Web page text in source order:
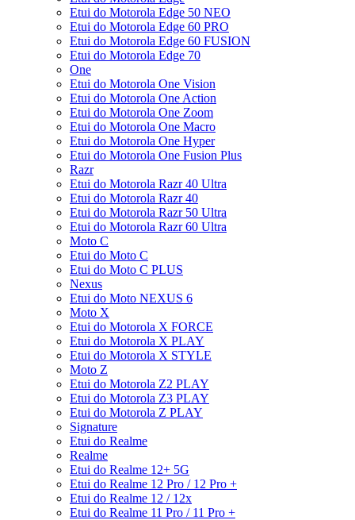
Etui do Motorola Edge 50 NEO
Etui do Motorola Edge 60 PRO
Etui do Motorola Edge 60 FUSION
Etui do Motorola Edge 70
One
Etui do Motorola One Vision
Etui do Motorola One Action
Etui do Motorola One Zoom
Etui do Motorola One Macro
Etui do Motorola One Hyper
Etui do Motorola One Fusion Plus
Razr
Etui do Motorola Razr 40 Ultra
Etui do Motorola Razr 40
Etui do Motorola Razr 50 Ultra
Etui do Motorola Razr 60 Ultra
Moto C
Etui do Moto C
Etui do Moto C PLUS
Nexus
Etui do Moto NEXUS 6
Moto X
Etui do Motorola X FORCE
Etui do Motorola X PLAY
Etui do Motorola X STYLE
Moto Z
Etui do Motorola Z2 PLAY
Etui do Motorola Z3 PLAY
Etui do Motorola Z PLAY
Signature
Etui do Realme
Realme
Etui do Realme 12+ 5G
Etui do Realme 12 Pro / 12 Pro +
Etui do Realme 12 / 12x
Etui do Realme 11 Pro / 11 Pro +